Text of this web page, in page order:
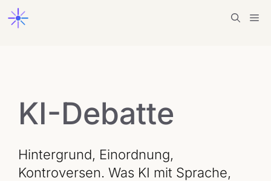
Zum
Inhalt
KI-Debatte
Hintergrund, Einordnung,
Kontroversen. Was KI mit Sprache,